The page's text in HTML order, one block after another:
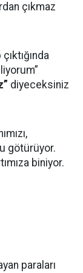
çıkmaz
diyeceksiniz
götürüyor.
biniyor.
paraları